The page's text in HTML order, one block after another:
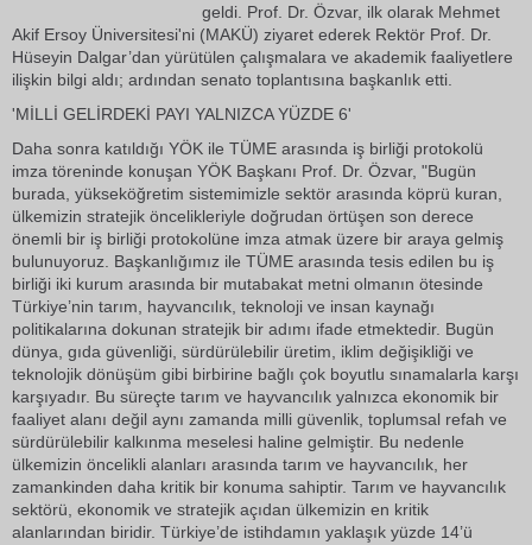
geldi. Prof. Dr. Özvar, ilk olarak Mehmet
Akif Ersoy Üniversitesi'ni (MAKÜ) ziyaret ederek Rektör Prof. Dr.
Hüseyin Dalgar’dan yürütülen çalışmalara ve akademik faaliyetlere
ilişkin bilgi aldı; ardından senato toplantısına başkanlık etti.
'MİLLİ GELİRDEKİ PAYI YALNIZCA YÜZDE 6'
Daha sonra katıldığı YÖK ile TÜME arasında iş birliği protokolü
imza töreninde konuşan YÖK Başkanı Prof. Dr. Özvar, "Bugün
burada, yükseköğretim sistemimizle sektör arasında köprü kuran,
ülkemizin stratejik öncelikleriyle doğrudan örtüşen son derece
önemli bir iş birliği protokolüne imza atmak üzere bir araya gelmiş
bulunuyoruz. Başkanlığımız ile TÜME arasında tesis edilen bu iş
birliği iki kurum arasında bir mutabakat metni olmanın ötesinde
Türkiye’nin tarım, hayvancılık, teknoloji ve insan kaynağı
politikalarına dokunan stratejik bir adımı ifade etmektedir. Bugün
dünya, gıda güvenliği, sürdürülebilir üretim, iklim değişikliği ve
teknolojik dönüşüm gibi birbirine bağlı çok boyutlu sınamalarla karşı
karşıyadır. Bu süreçte tarım ve hayvancılık yalnızca ekonomik bir
faaliyet alanı değil aynı zamanda milli güvenlik, toplumsal refah ve
sürdürülebilir kalkınma meselesi haline gelmiştir. Bu nedenle
ülkemizin öncelikli alanları arasında tarım ve hayvancılık, her
zamankinden daha kritik bir konuma sahiptir. Tarım ve hayvancılık
sektörü, ekonomik ve stratejik açıdan ülkemizin en kritik
alanlarından biridir. Türkiye’de istihdamın yaklaşık yüzde 14’ü